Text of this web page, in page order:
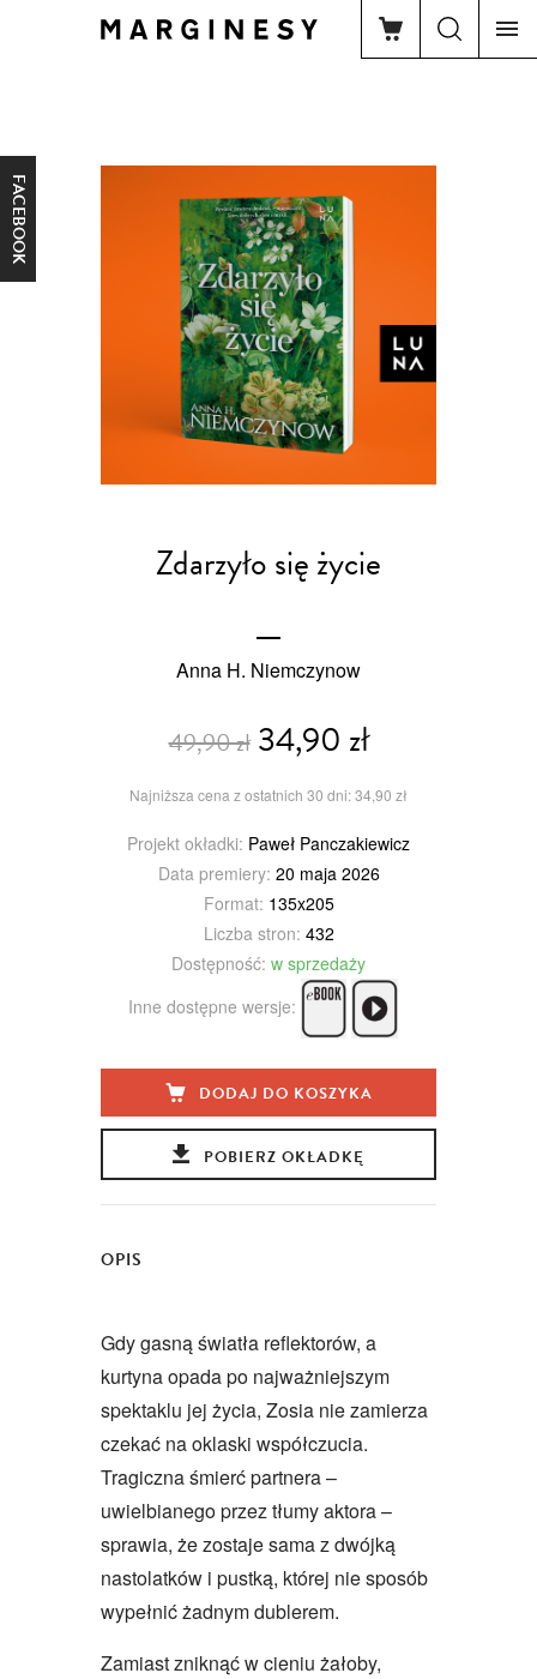
FACEBOOK
Zdarzyło się życie
Anna H. Niemczynow
49,90 zł34,90 zł
Najniższa cena z ostatnich 30 dni: 34,90 zł
Projekt okładki: Paweł Panczakiewicz
Data premiery: 20 maja 2026
Format: 135x205
Liczba stron: 432
Dostępność: w sprzedaży
Inne dostępne wersje:
DODAJ DO KOSZYKA
POBIERZ OKŁADKĘ
OPIS
Gdy gasną światła reflektorów, a
kurtyna opada po najważniejszym
spektaklu jej życia, Zosia nie zamierza
czekać na oklaski współczucia.
Tragiczna śmierć partnera –
uwielbianego przez tłumy aktora –
sprawia, że zostaje sama z dwójką
nastolatków i pustką, której nie sposób
wypełnić żadnym dublerem.
Zamiast zniknąć w cieniu żałoby,